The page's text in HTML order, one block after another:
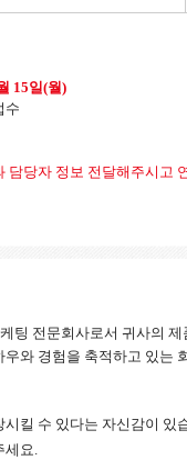
15일(월)
수​
담당자 정보 전달해주시고
팅 전문회사로서 귀사의 제
와 경험을 축적하고 있는
킬 수 있다는 자신감이 있
세요.